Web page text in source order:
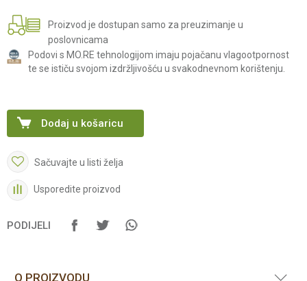
Proizvod je dostupan samo za preuzimanje u
poslovnicama
Podovi s MO.RE tehnologijom imaju pojačanu vlagootpornost
te se ističu svojom izdržljivošću u svakodnevnom korištenju.
Dodaj u košaricu
Sačuvajte u listi želja
Usporedite proizvod
PODIJELI
O PROIZVODU